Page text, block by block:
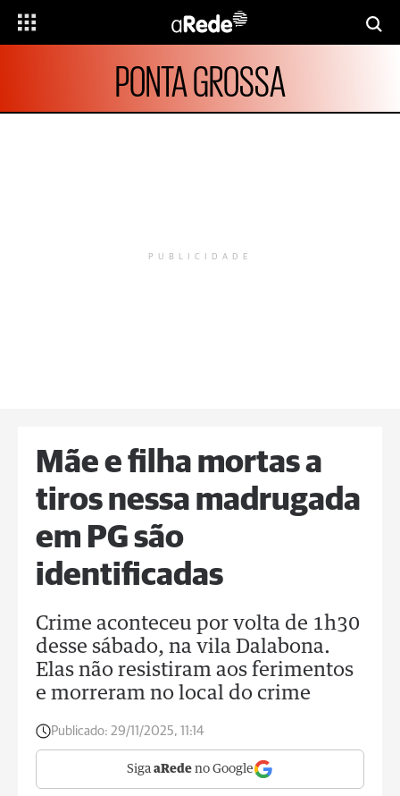
PONTA GROSSA
PUBLICIDADE
Mãe e filha mortas a
tiros nessa madrugada
em PG são
identificadas
Crime aconteceu por volta de 1h30
desse sábado, na vila Dalabona.
Elas não resistiram aos ferimentos
e morreram no local do crime
Publicado: 29/11/2025, 11:14
Siga aRede no Google